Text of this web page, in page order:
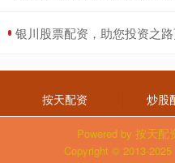
银川股票配资，助您投资之
按天配资 炒股
Powered by 按天配
Copyright © 2013-2025